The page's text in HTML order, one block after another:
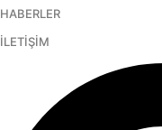
İçeriğe
atla
HABERLER
İLETİŞİM